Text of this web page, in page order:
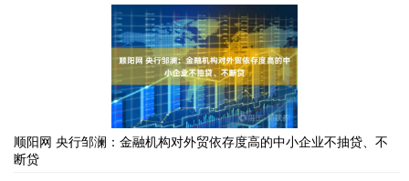
顺阳网 央行邹澜：金融机构对外贸依存度高的中小企业不抽贷、不
断贷